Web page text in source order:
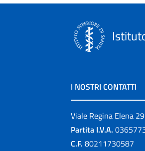
I NOSTRI CONTATTI
Viale Regina Elena
Partita I.V.A.
C.F. 80211730587